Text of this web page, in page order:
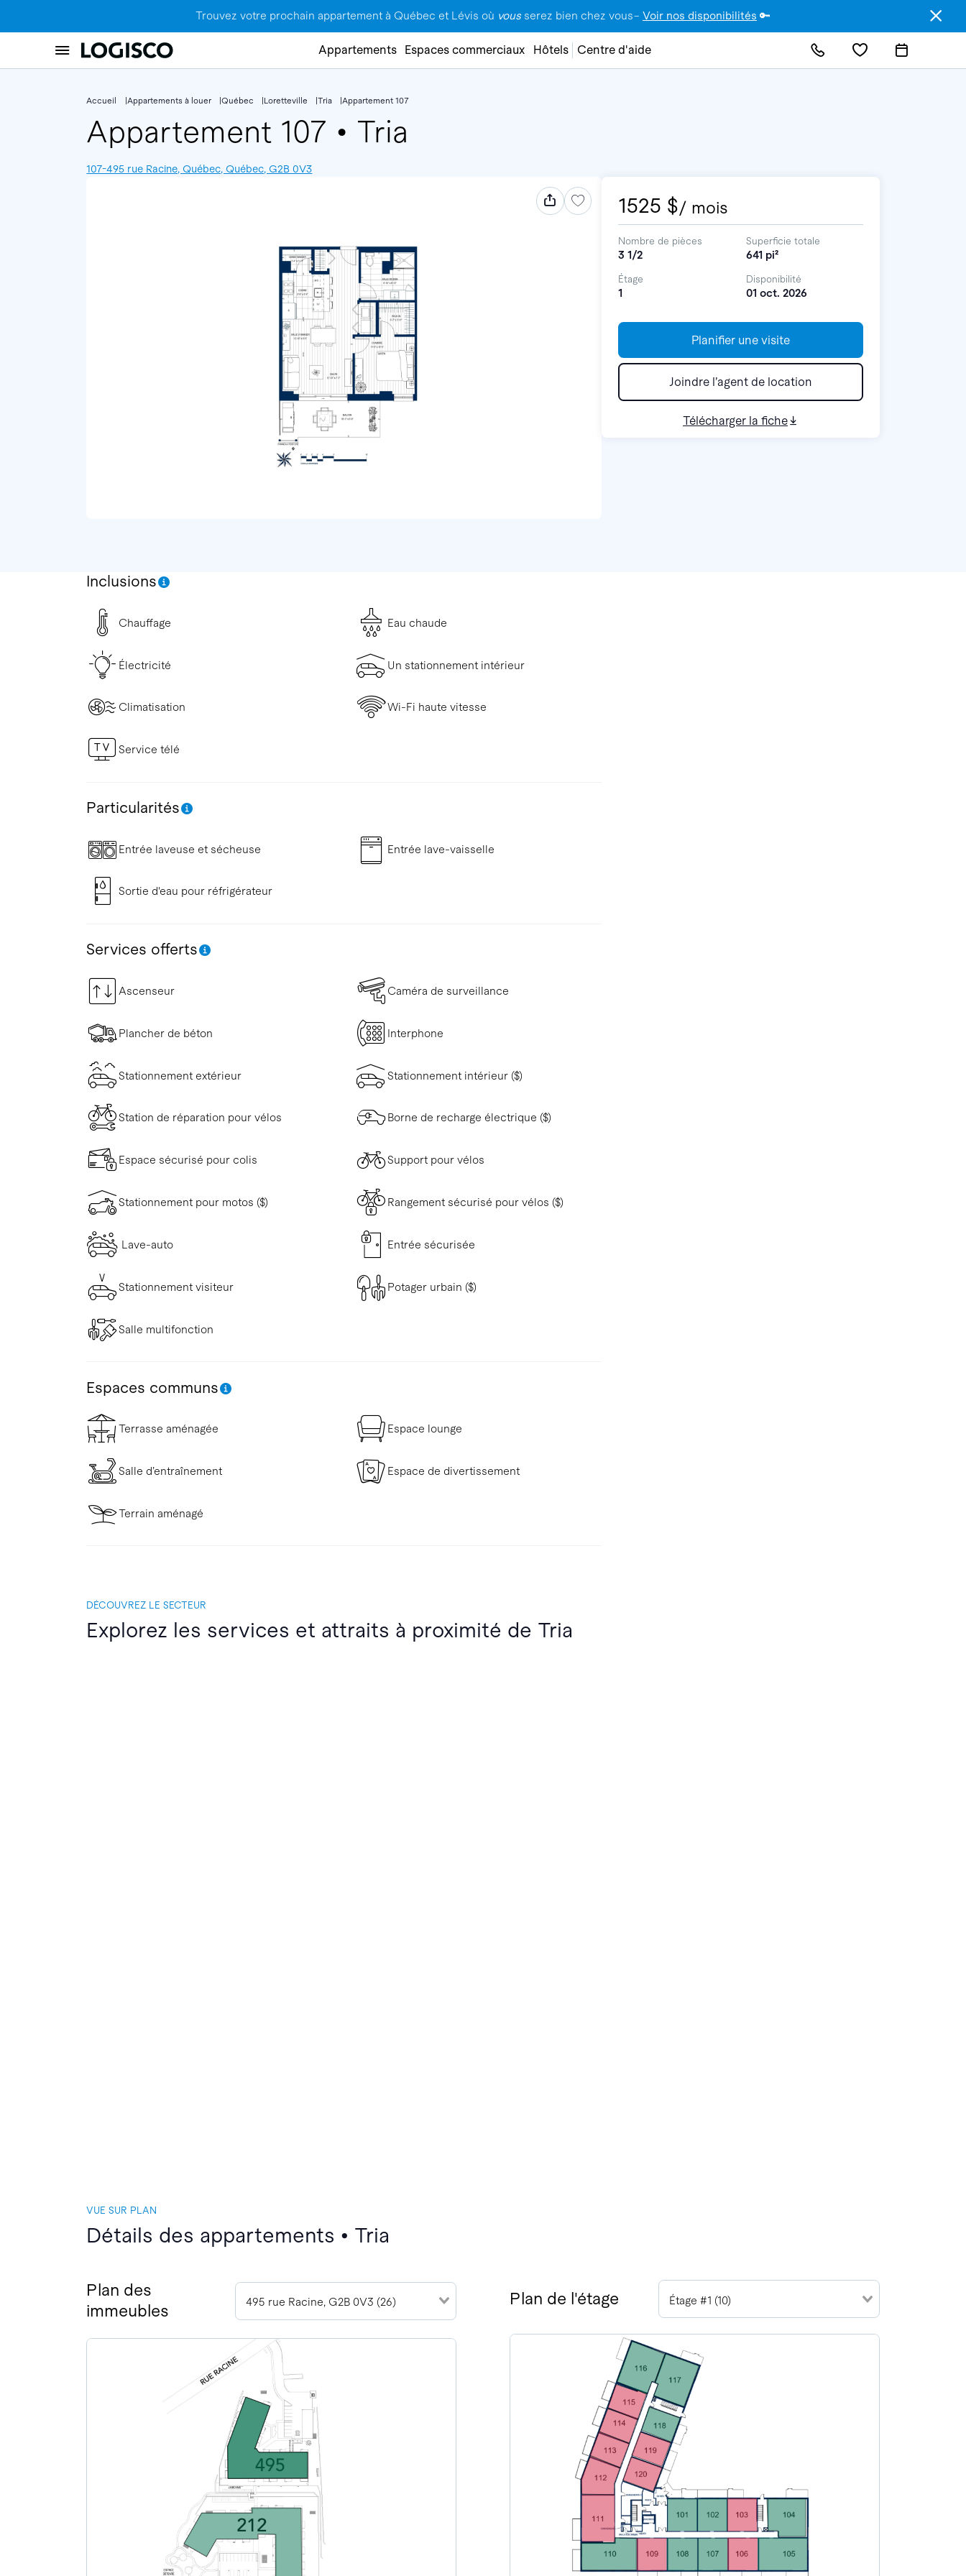
Trouvez votre prochain appartement à Québec et Lévis où vous serez bien chez vous– Voir nos disponibilités 🔑
Appartements Espaces commerciaux Hôtels Centre d'aide
Accueil Appartements à louer Québec Loretteville Tria Appartement 107
Appartement 107 • Tria
107-495 rue Racine, Québec, Québec, G2B 0V3
Inclusions
Chauffage Eau chaude
Électricité Un stationnement intérieur
Climatisation Wi-Fi haute vitesse
Service télé
Particularités
Entrée laveuse et sécheuse Entrée lave-vaisselle
Sortie d'eau pour réfrigérateur
Services offerts
Ascenseur Caméra de surveillance
Plancher de béton Interphone
Stationnement extérieur Stationnement intérieur ($)
Station de réparation pour vélos Borne de recharge électrique ($)
Espace sécurisé pour colis Support pour vélos
Stationnement pour motos ($) Rangement sécurisé pour vélos ($)
Lave-auto Entrée sécurisée
Stationnement visiteur Potager urbain ($)
Salle multifonction
Espaces communs
Terrasse aménagée Espace lounge
Salle d’entraînement Espace de divertissement
Terrain aménagé
1525 $/ mois
Nombre de pièces
3 1/2
Superficie totale
641 pi²
Étage
1
Disponibilité
01 oct. 2026
Planifier une visite
Joindre l’agent de location
Télécharger la fiche
DÉCOUVREZ LE SECTEUR
Explorez les services et attraits à proximité de Tria
VUE SUR PLAN
Détails des appartements • Tria
Plan des
immeubles
495 rue Racine, G2B 0V3 (26) Plan de l'étage Étage #1 (10)